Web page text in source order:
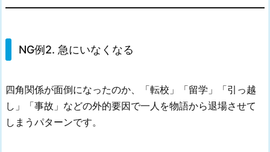
NG例2. 急にいなくなる
四角関係が面倒になったのか、「転校」「留学」「引っ越
し」「事故」などの外的要因で一人を物語から退場させて
しまうパターンです。